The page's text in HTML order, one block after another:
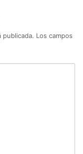
Los campos